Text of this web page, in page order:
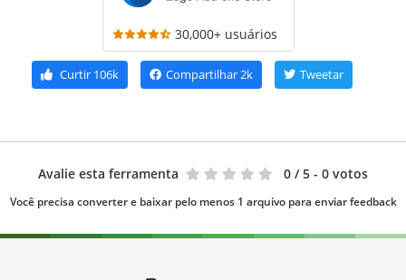
30,000+ usuários
Curtir 106k Compartilhar2k Tweetar
Avalie esta ferramenta 0 / 5 - 0 votos
Você precisa converter e baixar pelo menos 1 arquivo para enviar feedback